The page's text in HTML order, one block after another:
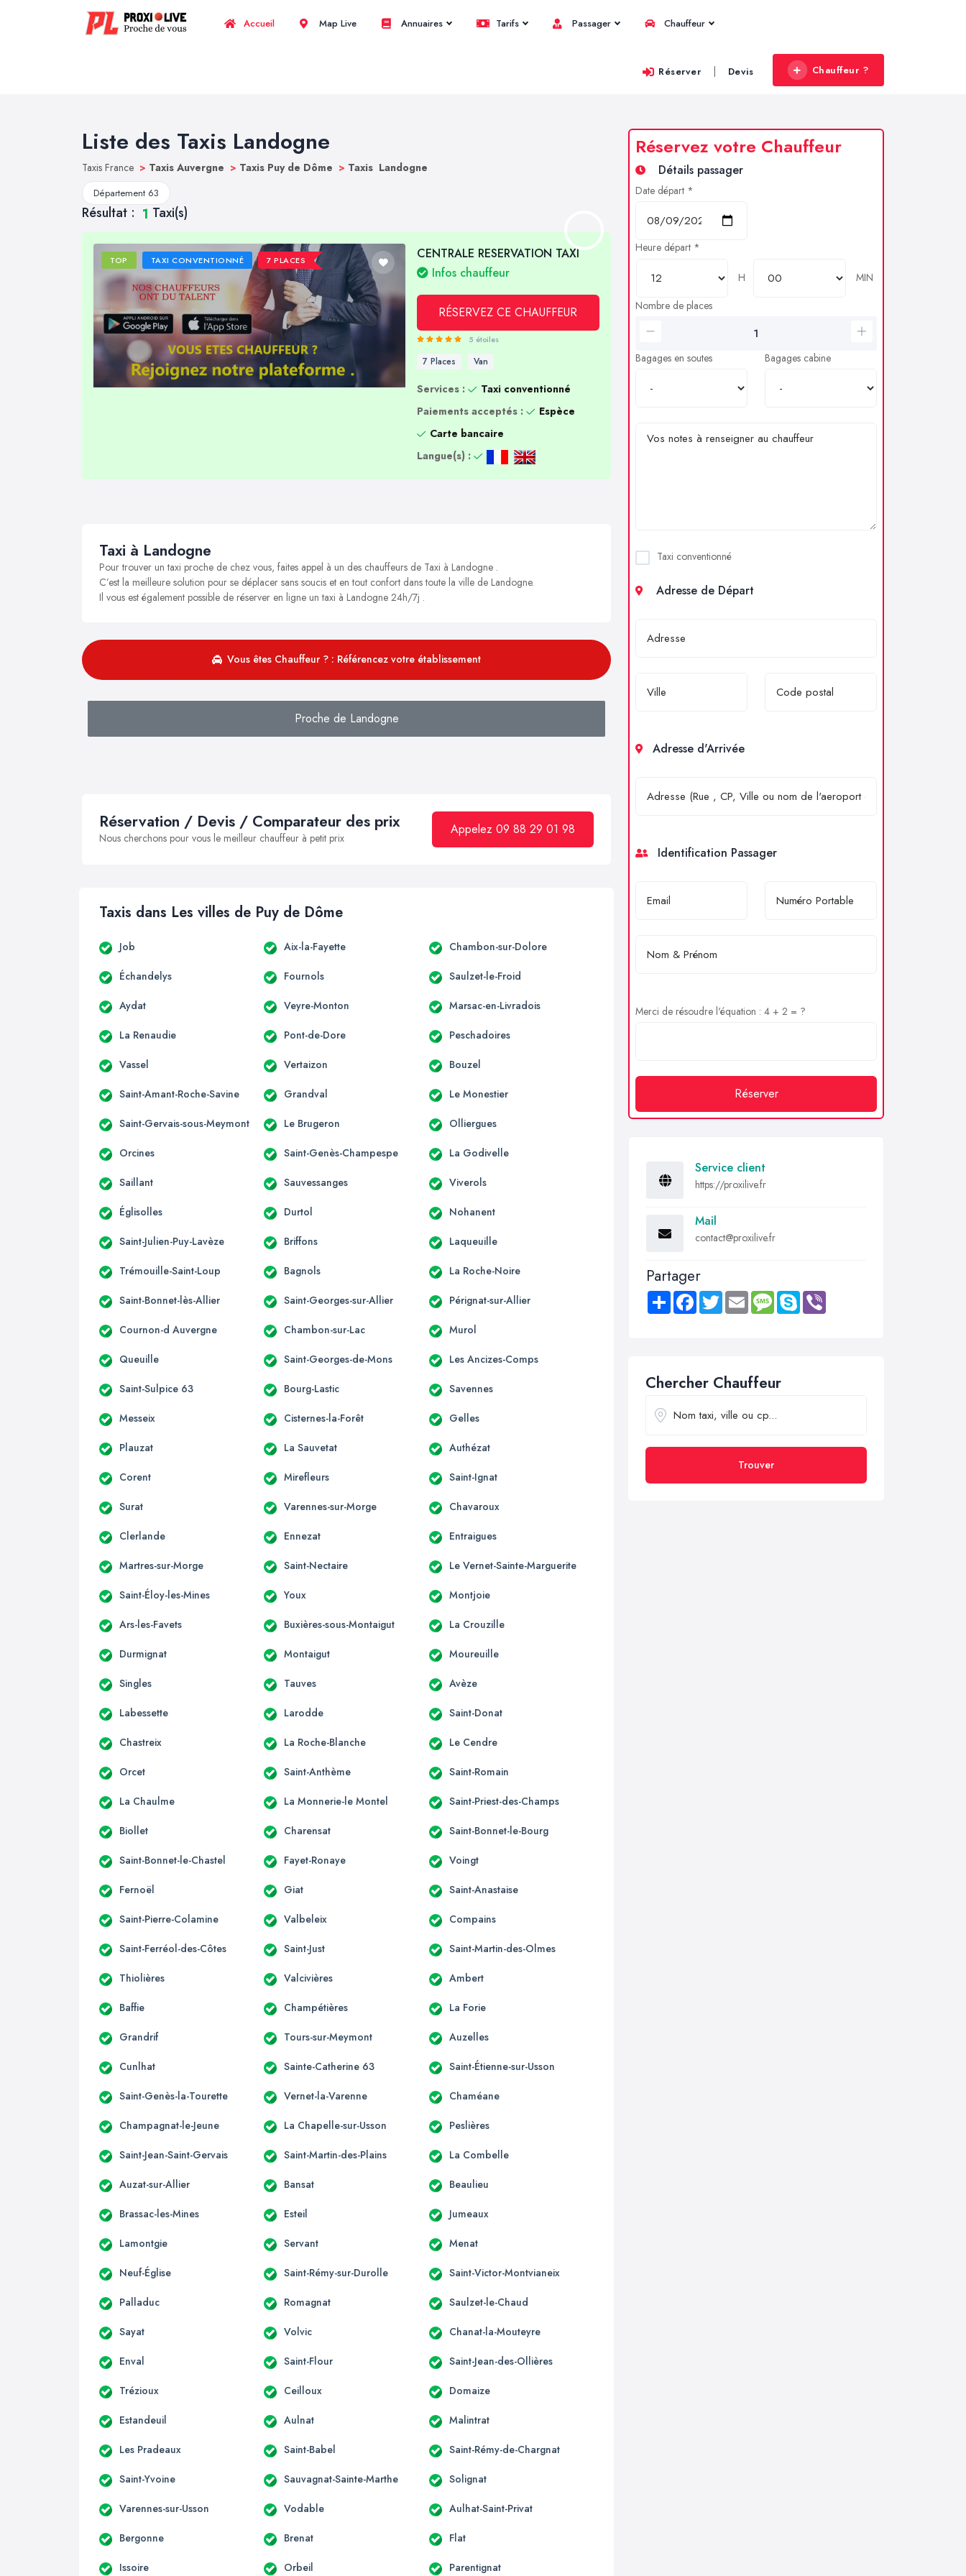
Accueil Map Live Annuaires Tarifs Passager Chauffeur
Réserver | Devis Chauffeur ?
Liste des Taxis Landogne
Taxis France > Taxis Auvergne > Taxis Puy de Dôme > Taxis Landogne
Département 63
Résultat : 1 Taxi(s)
TOP TAXI CONVENTIONNÉ 7 PLACES
CENTRALE RESERVATION TAXI
Infos chauffeur
RÉSERVEZ CE CHAUFFEUR
5 étoiles
7 Places Van
Services :
Taxi conventionné
Paiements acceptés :
Espèce
Carte bancaire
Langue(s) :
Taxi à Landogne
Pour trouver un taxi proche de chez vous, faites appel à un des chauffeurs de Taxi à Landogne .
C’est la meilleure solution pour se déplacer sans soucis et en tout confort dans toute la ville de Landogne.
Il vous est également possible de réserver en ligne un taxi à Landogne 24h/7j .
Vous êtes Chauffeur ? : Référencez votre établissement
Proche de Landogne
Réservation / Devis / Comparateur des prix
Nous cherchons pour vous le meilleur chauffeur à petit prix
Appelez 09 88 29 01 98
Taxis dans Les villes de Puy de Dôme
Job Aix-la-Fayette Chambon-sur-Dolore
Échandelys Fournols Saulzet-le-Froid
Aydat Veyre-Monton Marsac-en-Livradois
La Renaudie Pont-de-Dore Peschadoires
Vassel Vertaizon Bouzel
Saint-Amant-Roche-Savine Grandval Le Monestier
Saint-Gervais-sous-Meymont Le Brugeron Olliergues
Orcines Saint-Genès-Champespe La Godivelle
Saillant Sauvessanges Viverols
Églisolles Durtol Nohanent
Saint-Julien-Puy-Lavèze Briffons Laqueuille
Trémouille-Saint-Loup Bagnols La Roche-Noire
Saint-Bonnet-lès-Allier Saint-Georges-sur-Allier Pérignat-sur-Allier
Cournon-d Auvergne Chambon-sur-Lac Murol
Queuille Saint-Georges-de-Mons Les Ancizes-Comps
Saint-Sulpice 63 Bourg-Lastic Savennes
Messeix Cisternes-la-Forêt Gelles
Plauzat La Sauvetat Authézat
Corent Mirefleurs Saint-Ignat
Surat Varennes-sur-Morge Chavaroux
Clerlande Ennezat Entraigues
Martres-sur-Morge Saint-Nectaire Le Vernet-Sainte-Marguerite
Saint-Éloy-les-Mines Youx Montjoie
Ars-les-Favets Buxières-sous-Montaigut La Crouzille
Durmignat Montaigut Moureuille
Singles Tauves Avèze
Labessette Larodde Saint-Donat
Chastreix La Roche-Blanche Le Cendre
Orcet Saint-Anthème Saint-Romain
La Chaulme La Monnerie-le Montel Saint-Priest-des-Champs
Biollet Charensat Saint-Bonnet-le-Bourg
Saint-Bonnet-le-Chastel Fayet-Ronaye Voingt
Fernoël Giat Saint-Anastaise
Saint-Pierre-Colamine Valbeleix Compains
Saint-Ferréol-des-Côtes Saint-Just Saint-Martin-des-Olmes
Thiolières Valcivières Ambert
Baffie Champétières La Forie
Grandrif Tours-sur-Meymont Auzelles
Cunlhat Sainte-Catherine 63 Saint-Étienne-sur-Usson
Saint-Genès-la-Tourette Vernet-la-Varenne Chaméane
Champagnat-le-Jeune La Chapelle-sur-Usson Peslières
Saint-Jean-Saint-Gervais Saint-Martin-des-Plains La Combelle
Auzat-sur-Allier Bansat Beaulieu
Brassac-les-Mines Esteil Jumeaux
Lamontgie Servant Menat
Neuf-Église Saint-Rémy-sur-Durolle Saint-Victor-Montvianeix
Palladuc Romagnat Saulzet-le-Chaud
Sayat Volvic Chanat-la-Mouteyre
Enval Saint-Flour Saint-Jean-des-Ollières
Trézioux Ceilloux Domaize
Estandeuil Aulnat Malintrat
Les Pradeaux Saint-Babel Saint-Rémy-de-Chargnat
Saint-Yvoine Sauvagnat-Sainte-Marthe Solignat
Varennes-sur-Usson Vodable Aulhat-Saint-Privat
Bergonne Brenat Flat
Issoire Orbeil Parentignat
Réservez votre Chauffeur
Détails passager
Date départ *
Heure départ *
H
MIN
Nombre de places
Bagages en soutes Bagages cabine
Taxi conventionné
Adresse de Départ
Adresse d'Arrivée
Identification Passager
Merci de résoudre l'équation : 4 + 2 = ?
Réserver
Service client
https://proxilive.fr
Mail
contact@proxilive.fr
Partager
Share FacebookTwitter Email MessageSkype
Chercher Chauffeur
Trouver